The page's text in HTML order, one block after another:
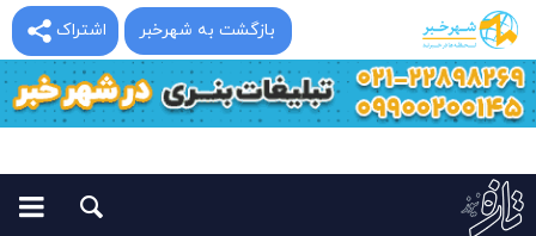
اشتراک بازگشت به شهرخبر